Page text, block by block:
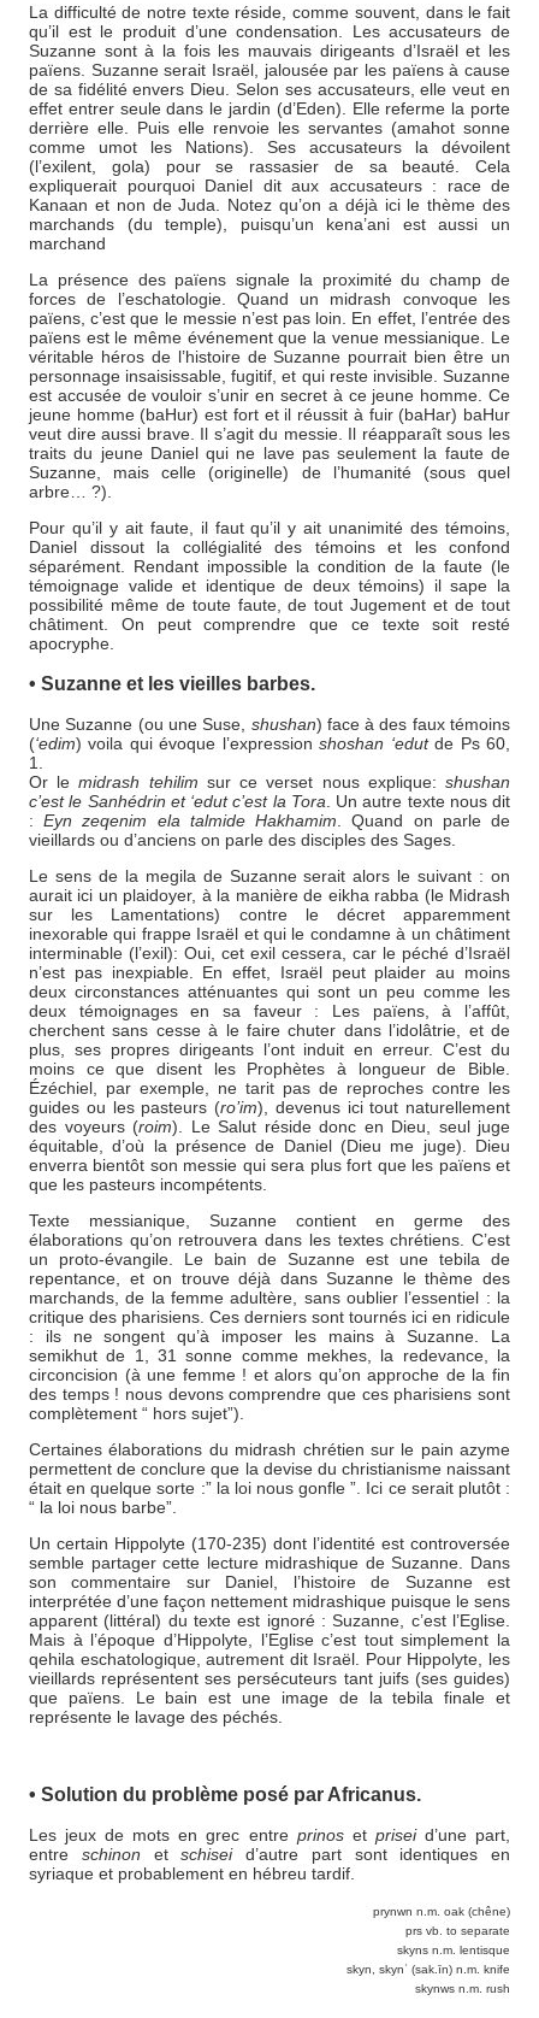
La difficulté de notre texte réside, comme souvent, dans le fait
qu’il est le produit d’une condensation. Les accusateurs de
Suzanne sont à la fois les mauvais dirigeants d’Israël et les
païens. Suzanne serait Israël, jalousée par les païens à cause
de sa fidélité envers Dieu. Selon ses accusateurs, elle veut en
effet entrer seule dans le jardin (d’Eden). Elle referme la porte
derrière elle. Puis elle renvoie les servantes (amahot sonne
comme umot les Nations). Ses accusateurs la dévoilent
(l’exilent, gola) pour se rassasier de sa beauté. Cela
expliquerait pourquoi Daniel dit aux accusateurs : race de
Kanaan et non de Juda. Notez qu’on a déjà ici le thème des
marchands (du temple), puisqu’un kena’ani est aussi un
marchand
La présence des païens signale la proximité du champ de
forces de l’eschatologie. Quand un midrash convoque les
païens, c’est que le messie n’est pas loin. En effet, l’entrée des
païens est le même événement que la venue messianique. Le
véritable héros de l’histoire de Suzanne pourrait bien être un
personnage insaisissable, fugitif, et qui reste invisible. Suzanne
est accusée de vouloir s’unir en secret à ce jeune homme. Ce
jeune homme (baHur) est fort et il réussit à fuir (baHar) baHur
veut dire aussi brave. Il s’agit du messie. Il réapparaît sous les
traits du jeune Daniel qui ne lave pas seulement la faute de
Suzanne, mais celle (originelle) de l’humanité (sous quel
arbre… ?).
Pour qu’il y ait faute, il faut qu’il y ait unanimité des témoins,
Daniel dissout la collégialité des témoins et les confond
séparément. Rendant impossible la condition de la faute (le
témoignage valide et identique de deux témoins) il sape la
possibilité même de toute faute, de tout Jugement et de tout
châtiment. On peut comprendre que ce texte soit resté
apocryphe.
• Suzanne et les vieilles barbes.
Une Suzanne (ou une Suse, shushan) face à des faux témoins
(‘edim) voila qui évoque l’expressionshoshan ‘edutde Ps 60,
1.
Or lemidrash tehilim sur ce verset nous explique:shushan
c’est le Sanhédrin et ‘edut c’est la Tora. Un autre texte nous dit
:Eyn zeqenim ela talmide Hakhamim. Quand on parle de
vieillards ou d’anciens on parle des disciples des Sages.
Le sens de la megila de Suzanne serait alors le suivant : on
aurait ici un plaidoyer, à la manière de eikha rabba (le Midrash
sur les Lamentations) contre le décret apparemment
inexorable qui frappe Israël et qui le condamne à un châtiment
interminable (l’exil): Oui, cet exil cessera, car le péché d’Israël
n’est pas inexpiable. En effet, Israël peut plaider au moins
deux circonstances atténuantes qui sont un peu comme les
deux témoignages en sa faveur : Les païens, à l’affût,
cherchent sans cesse à le faire chuter dans l’idolâtrie, et de
plus, ses propres dirigeants l’ont induit en erreur. C’est du
moins ce que disent les Prophètes à longueur de Bible.
Ézéchiel, par exemple, ne tarit pas de reproches contre les
guides ou les pasteurs (ro’im), devenus ici tout naturellement
des voyeurs (roim). Le Salut réside donc en Dieu, seul juge
équitable, d’où la présence de Daniel (Dieu me juge). Dieu
enverra bientôt son messie qui sera plus fort que les païens et
que les pasteurs incompétents.
Texte messianique, Suzanne contient en germe des
élaborations qu’on retrouvera dans les textes chrétiens. C’est
un proto-évangile. Le bain de Suzanne est une tebila de
repentance, et on trouve déjà dans Suzanne le thème des
marchands, de la femme adultère, sans oublier l’essentiel : la
critique des pharisiens. Ces derniers sont tournés ici en ridicule
: ils ne songent qu’à imposer les mains à Suzanne. La
semikhut de 1, 31 sonne comme mekhes, la redevance, la
circoncision (à une femme ! et alors qu’on approche de la fin
des temps ! nous devons comprendre que ces pharisiens sont
complètement “ hors sujet”).
Certaines élaborations du midrash chrétien sur le pain azyme
permettent de conclure que la devise du christianisme naissant
était en quelque sorte :” la loi nous gonfle ”. Ici ce serait plutôt :
“ la loi nous barbe”.
Un certain Hippolyte (170-235) dont l’identité est controversée
semble partager cette lecture midrashique de Suzanne. Dans
son commentaire sur Daniel, l’histoire de Suzanne est
interprétée d’une façon nettement midrashique puisque le sens
apparent (littéral) du texte est ignoré : Suzanne, c’est l’Eglise.
Mais à l’époque d’Hippolyte, l’Eglise c’est tout simplement la
qehila eschatologique, autrement dit Israël. Pour Hippolyte, les
vieillards représentent ses persécuteurs tant juifs (ses guides)
que païens. Le bain est une image de la tebila finale et
représente le lavage des péchés.
• Solution du problème posé par Africanus.
Les jeux de mots en grec entre prinoset priseid’une part,
entre schinon etschiseid’autre part sont identiques en
syriaque et probablement en hébreu tardif.
prynwn n.m. oak (chêne)
prs vb. to separate
skyns n.m. lentisque
skyn, skynʾ (sak.īn) n.m. knife
skynws n.m. rush